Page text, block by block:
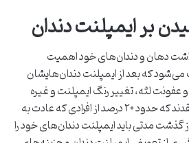
بر ایمپلنت دندان
دهان و دندان‌های خود اهمیت
که بعد از ایمپلنت دندان‌هایشان
عفونت لثه، تغییر رنگ ایمپلنت و غیره
باشند. خیلی از پزشکان معتقدند که حدود ۲۰ درصد از افرادی که عادت به
گذشت مدتی باید ایمپلنت دندان‌های خود را